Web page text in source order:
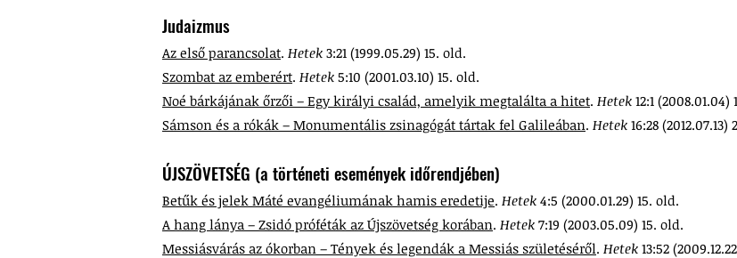
Judaizmus
Az első parancsolat. Hetek 3:21 (1999.05.29) 15. old.
Szombat az emberért. Hetek 5:10 (2001.03.10) 15. old.
Noé bárkájának őrzői – Egy királyi család, amelyik megtalálta a hitet. Hetek 12:1 (2008.01.04)
Sámson és a rókák – Monumentális zsinagógát tártak fel Galileában. Hetek 16:28 (2012.07.13)
ÚJSZÖVETSÉG (a történeti események időrendjében)
Betűk és jelek Máté evangéliumának hamis eredetije. Hetek 4:5 (2000.01.29) 15. old.
A hang lánya – Zsidó próféták az Újszövetség korában. Hetek 7:19 (2003.05.09) 15. old.
Messiásvárás az ókorban – Tények és legendák a Messiás születéséről. Hetek 13:52